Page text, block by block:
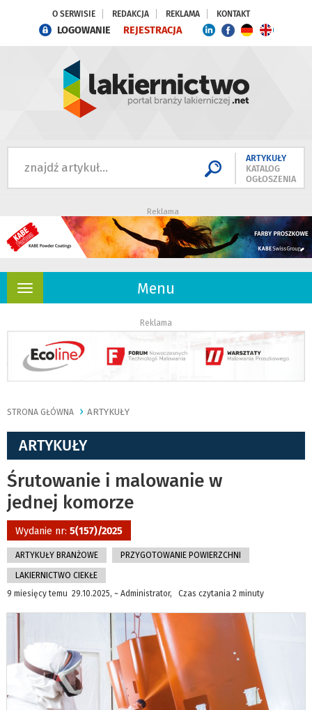
O SERWISIE REDAKCJA REKLAMA KONTAKT
LOGOWANIE REJESTRACJA
ARTYKUŁY
KATALOG
OGŁOSZENIA
Reklama
Menu
Rozwiń
Reklama
STRONA GŁÓWNA ARTYKUŁY
ARTYKUŁY
Śrutowanie i malowanie w
jednej komorze
Wydanie nr: 5(157)/2025
ARTYKUŁY BRANŻOWE PRZYGOTOWANIE POWIERZCHNI
LAKIERNICTWO CIEKŁE
9 miesięcy temu 29.10.2025, ~ Administrator, Czas czytania 2 minuty